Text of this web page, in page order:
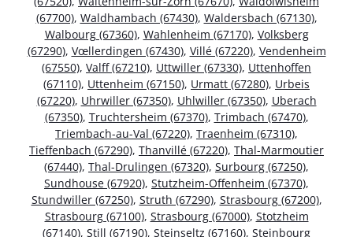
(67700), Waldhambach (67430), Waldersbach (67130),
Walbourg (67360), Wahlenheim (67170), Volksberg
(67290), Vœllerdingen (67430), Villé (67220), Vendenheim
(67550), Valff (67210), Uttwiller (67330), Uttenhoffen
(67110), Uttenheim (67150), Urmatt (67280), Urbeis
(67220), Uhrwiller (67350), Uhlwiller (67350), Uberach
(67350), Truchtersheim (67370), Trimbach (67470),
Triembach-au-Val (67220), Traenheim (67310),
Tieffenbach (67290), Thanvillé (67220), Thal-Marmoutier
(67440), Thal-Drulingen (67320), Surbourg (67250),
Sundhouse (67920), Stutzheim-Offenheim (67370),
Stundwiller (67250), Struth (67290), Strasbourg (67200),
Strasbourg (67100), Strasbourg (67000), Stotzheim
(67140), Still (67190), Steinseltz (67160), Steinbourg